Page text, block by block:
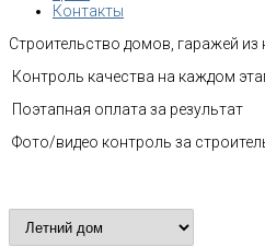
Контакты
Строительство домов, гаражей из
Контроль качества на каждом
Поэтапная оплата за результат
Фото/видео контроль за